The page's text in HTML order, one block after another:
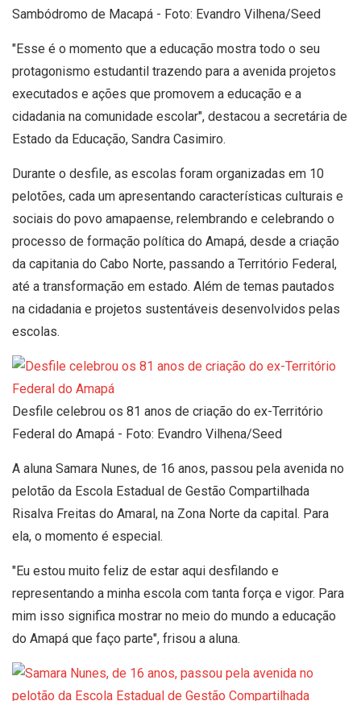
Sambódromo de Macapá - Foto: Evandro Vilhena/Seed
"Esse é o momento que a educação mostra todo o seu
protagonismo estudantil trazendo para a avenida projetos
executados e ações que promovem a educação e a
cidadania na comunidade escolar", destacou a secretária de
Estado da Educação, Sandra Casimiro.
Durante o desfile, as escolas foram organizadas em 10
pelotões, cada um apresentando características culturais e
sociais do povo amapaense, relembrando e celebrando o
processo de formação política do Amapá, desde a criação
da capitania do Cabo Norte, passando a Território Federal,
até a transformação em estado. Além de temas pautados
na cidadania e projetos sustentáveis desenvolvidos pelas
escolas.
Desfile celebrou os 81 anos de criação do ex-Território
Federal do Amapá - Foto: Evandro Vilhena/Seed
A aluna Samara Nunes, de 16 anos, passou pela avenida no
pelotão da Escola Estadual de Gestão Compartilhada
Risalva Freitas do Amaral, na Zona Norte da capital. Para
ela, o momento é especial.
"Eu estou muito feliz de estar aqui desfilando e
representando a minha escola com tanta força e vigor. Para
mim isso significa mostrar no meio do mundo a educação
do Amapá que faço parte", frisou a aluna.